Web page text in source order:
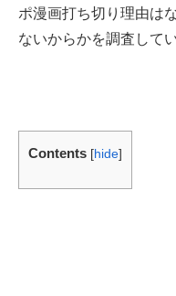
ポ漫画打ち切り理由は
ないからかを調査して
Contents [hide]